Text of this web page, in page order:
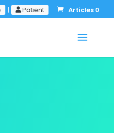
| Patient Articles 0